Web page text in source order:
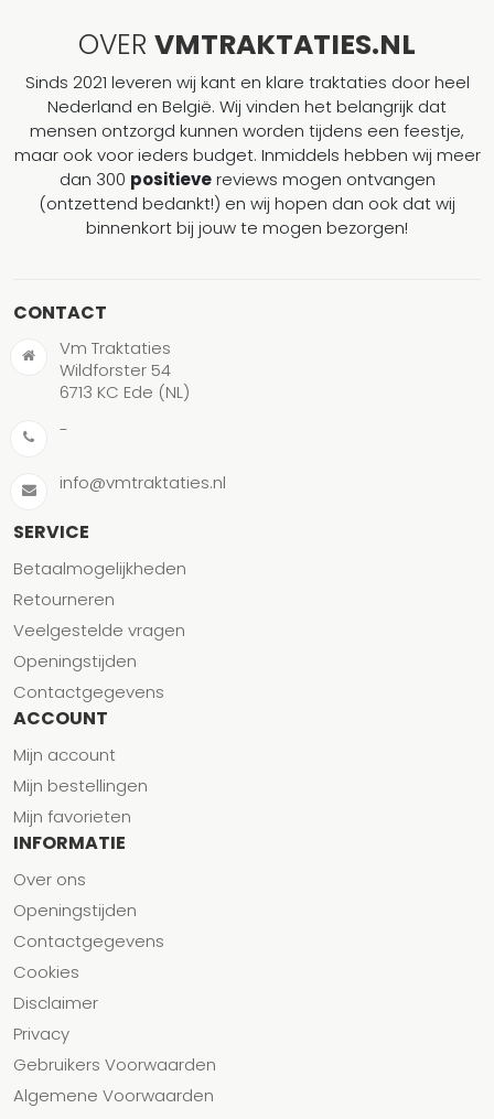
OVER VMTRAKTATIES.NL
Sinds 2021 leveren wij kant en klare traktaties door heel
Nederland en België. Wij vinden het belangrijk dat
mensen ontzorgd kunnen worden tijdens een feestje,
maar ook voor ieders budget. Inmiddels hebben wij meer
dan 300 positievereviews mogen ontvangen
(ontzettend bedankt!) en wij hopen dan ook dat wij
binnenkort bij jouw te mogen bezorgen!
CONTACT
Vm Traktaties
Wildforster 54
6713 KC Ede (NL)
-
info@vmtraktaties.nl
SERVICE
Betaalmogelijkheden
Retourneren
Veelgestelde vragen
Openingstijden
Contactgegevens
ACCOUNT
Mijn account
Mijn bestellingen
Mijn favorieten
INFORMATIE
Over ons
Openingstijden
Contactgegevens
Cookies
Disclaimer
Privacy
Gebruikers Voorwaarden
Algemene Voorwaarden